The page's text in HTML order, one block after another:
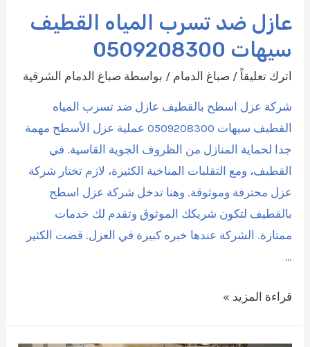
عازل ضد تسرب المياه القطيف
سيهات 0509208300
اترك تعليقاً /صباغ الدمام / بواسطة صباغ الدمام الشرقية
شركة عزل اسطح بالقطيف عازل ضد تسرب المياه
القطيف سيهات 0509208300 عملية عزل الأسطح مهمة
جدا لحماية المنازل من الظروف الجوية القاسية. في
القطيف، ومع التقلبات المناخية الكثيرة، لازم تختار شركة
عزل محترفة وموثوقة. وهنا تدخل شركة عزل اسطح
بالقطيف لتكون شريكك الموثوق وتقدم لك خدمات
ممتازة. الشركة عندها خبره كبيرة في العزل. قضت الكثير
…
عازل
قراءة المزيد »